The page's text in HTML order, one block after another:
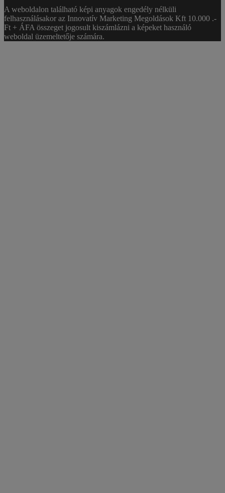
A weboldalon található képi anyagok engedély nélküli
felhasználásakor az Innovatív Marketing Megoldások Kft 10.000 .-
Ft + ÁFA összeget jogosult kiszámlázni a képeket használó
weboldal üzemeltetője számára.